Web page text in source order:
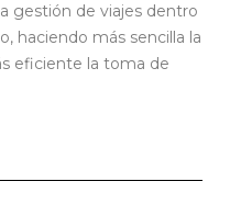
gestión de viajes dentro
haciendo más sencilla la
eficiente la toma de